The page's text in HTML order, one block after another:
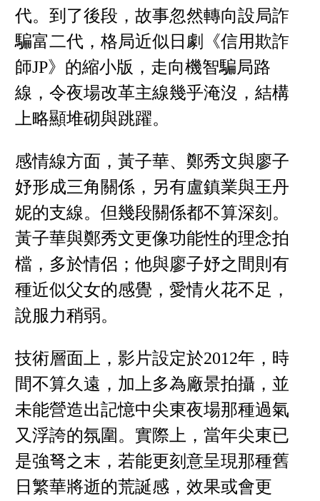
代。到了後段，故事忽然轉向設局詐
騙富二代，格局近似日劇《信用欺詐
師JP》的縮小版，走向機智騙局路
線，令夜場改革主線幾乎淹沒，結構
上略顯堆砌與跳躍。
感情線方面，黃子華、鄭秀文與廖子
妤形成三角關係，另有盧鎮業與王丹
妮的支線。但幾段關係都不算深刻。
黃子華與鄭秀文更像功能性的理念拍
檔，多於情侶；他與廖子妤之間則有
種近似父女的感覺，愛情火花不足，
說服力稍弱。
技術層面上，影片設定於2012年，時
間不算久遠，加上多為廠景拍攝，並
未能營造出記憶中尖東夜場那種過氣
又浮誇的氛圍。實際上，當年尖東已
是強弩之末，若能更刻意呈現那種舊
日繁華將逝的荒誕感，效果或會更